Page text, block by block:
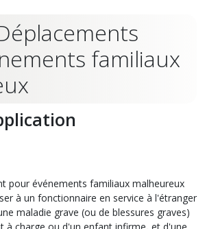
familiaux
pour événements familiaux malheureux
à un fonctionnaire en service à l'étranger
maladie grave (ou de blessures graves)